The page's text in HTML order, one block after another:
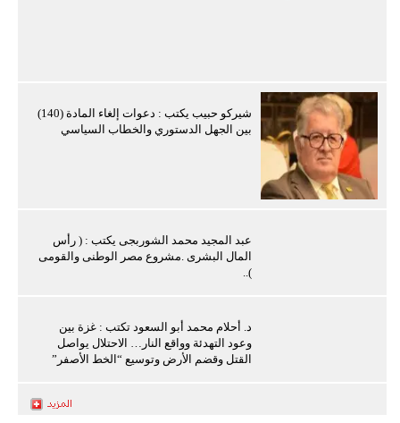
شيركو حبيب يكتب : دعوات إلغاء المادة (140)
بين الجهل الدستوري والخطاب السياسي
عبد المجيد محمد الشوربجى يكتب : ( رأس
المال البشرى .مشروع مصر الوطنى والقومى
)..
د. أحلام محمد أبو السعود تكتب : غزة بين
وعود التهدئة وواقع النار… الاحتلال يواصل
القتل وقضم الأرض وتوسيع “الخط الأصفر”